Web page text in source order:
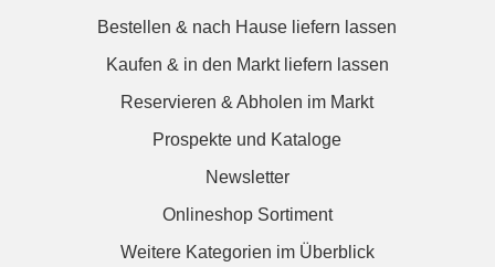
Bestellen & nach Hause liefern lassen
Kaufen & in den Markt liefern lassen
Reservieren & Abholen im Markt
Prospekte und Kataloge
Newsletter
Onlineshop Sortiment
Weitere Kategorien im Überblick